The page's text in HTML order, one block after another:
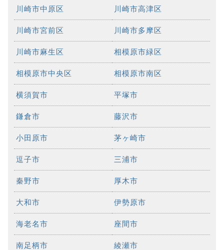
川崎市中原区 川崎市高津区
川崎市宮前区 川崎市多摩区
川崎市麻生区 相模原市緑区
相模原市中央区 相模原市南区
横須賀市 平塚市
鎌倉市 藤沢市
小田原市 茅ヶ崎市
逗子市 三浦市
秦野市 厚木市
大和市 伊勢原市
海老名市 座間市
南足柄市 綾瀬市